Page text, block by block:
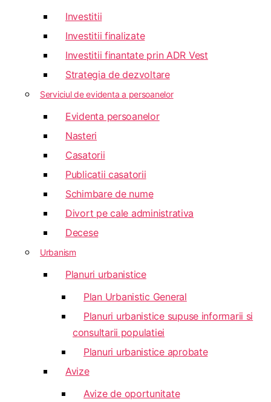
Investitii
Investitii finalizate
Investitii finantate prin ADR Vest
Strategia de dezvoltare
Serviciul de evidenta a persoanelor
Evidenta persoanelor
Nasteri
Casatorii
Publicatii casatorii
Schimbare de nume
Divort pe cale administrativa
Decese
Urbanism
Planuri urbanistice
Plan Urbanistic General
Planuri urbanistice supuse informarii si
consultarii populatiei
Planuri urbanistice aprobate
Avize
Avize de oportunitate